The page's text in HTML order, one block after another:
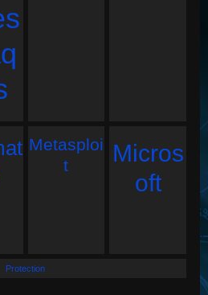
Metasploi
t
Micros
oft
Protection